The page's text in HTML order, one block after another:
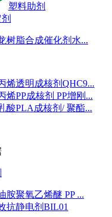
塑料助剂
树脂合成催化剂水...
烯透明成核剂QHC9...
烯PP成核剂 PP增刚...
酸PLA成核剂/ 聚酯...
胺聚氧乙烯醚 PP ...
抗静电剂BIL01